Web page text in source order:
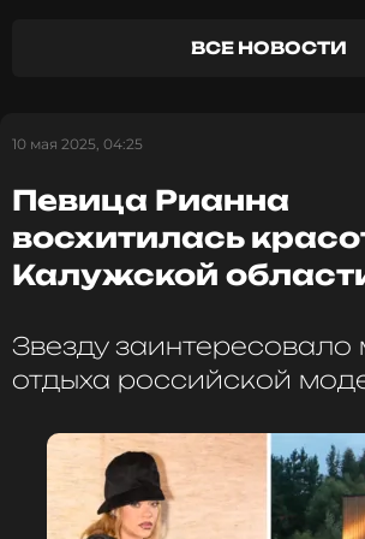
Читайте нас в
ПОДПИСАТЬСЯ
ССЫЛКА
ВСЕ НОВОСТИ
10 мая 2025, 04:25
Певица Рианна
восхитилась
Калужской
Звезду заинтересовало
отдыха российской